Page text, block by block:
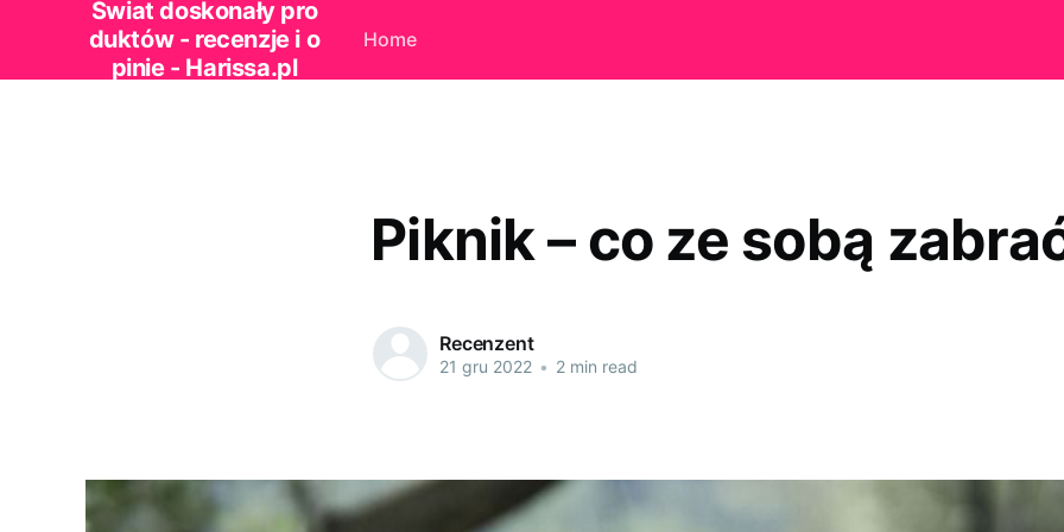
Świat doskonały pro
duktów - recenzje i o
pinie - Harissa.pl
Home
Piknik – co ze sobą
Recenzent
21 gru 2022 • 2 min read